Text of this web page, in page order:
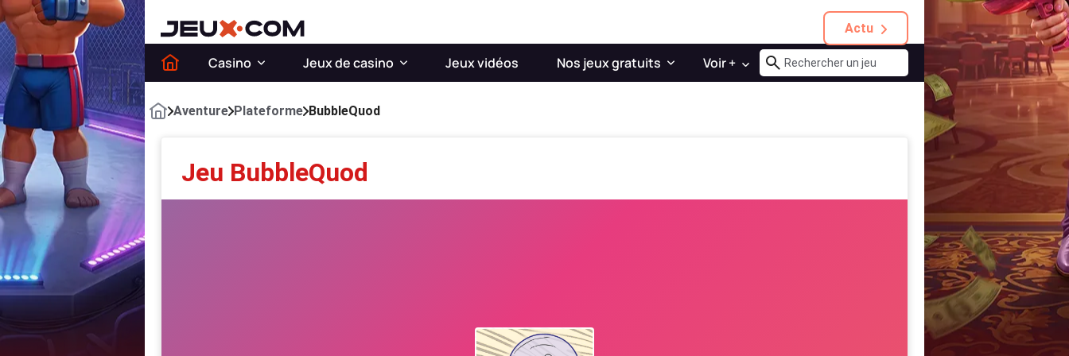
Actu
Casino Jeux de casino Jeux vidéos Nos jeux gratuits Voir +
Aventure Plateforme BubbleQuod
Jeu BubbleQuod